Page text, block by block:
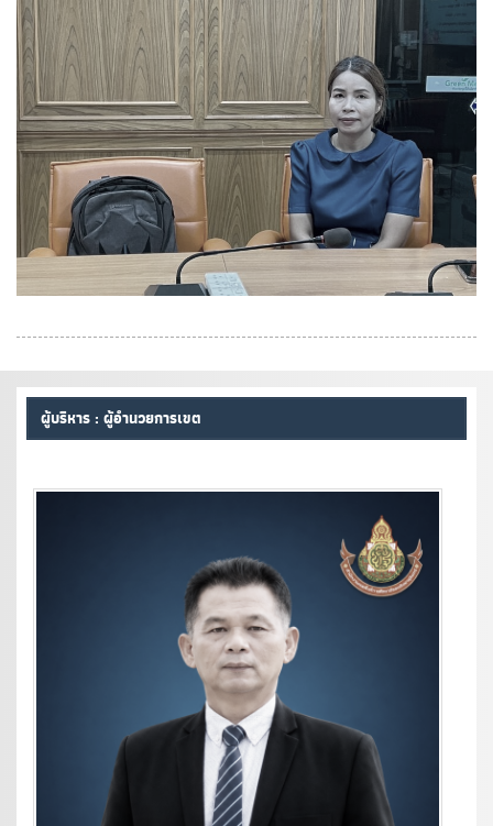
ผู้บริหาร : ผู้อำนวยการเขต